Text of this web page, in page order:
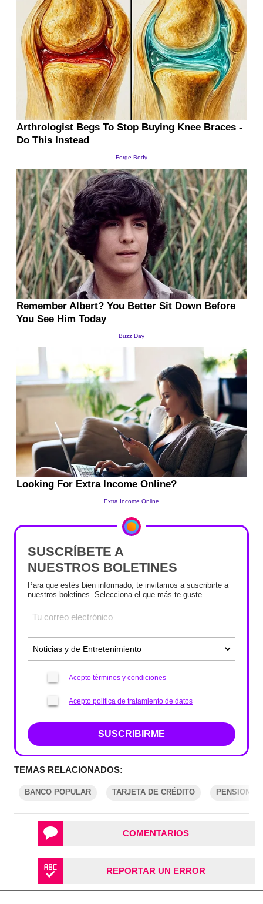
SUSCRÍBETE A
NUESTROS BOLETINES
Para que estés bien informado, te invitamos a suscribirte a
nuestros boletines. Selecciona el que más te guste.
Acepto términos y condiciones
Acepto política de tratamiento de datos
SUSCRIBIRME
TEMAS RELACIONADOS:
BANCO POPULAR TARJETA DE CRÉDITO
COMENTARIOS
REPORTAR UN ERROR